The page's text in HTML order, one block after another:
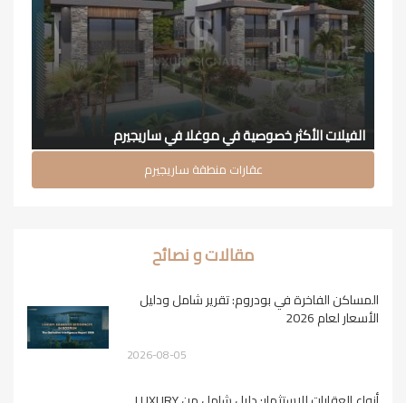
الفيلات الأكثر خصوصية في موغلا في ساريجيرم
عقارات منطقة ساريجيرم
مقالات و نصائح
المساكن الفاخرة في بودروم: تقرير شامل ودليل
الأسعار لعام 2026
2026-08-05